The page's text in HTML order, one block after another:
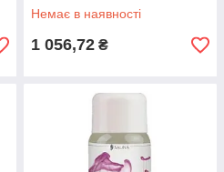
Немає в наявності
1 056,72 ₴